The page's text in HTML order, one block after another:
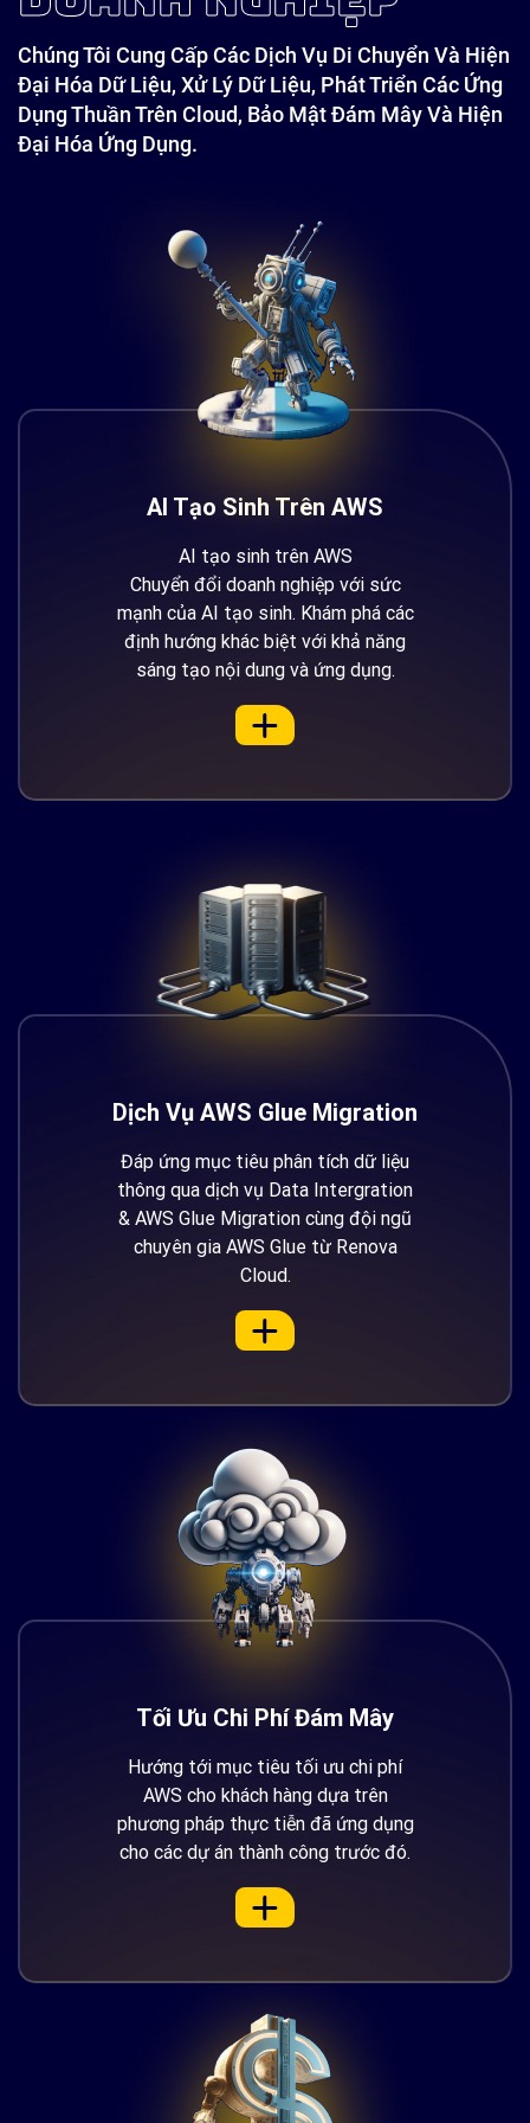
Chúng Tôi Cung Cấp Các Dịch Vụ Di Chuyển Và Hiện
Đại Hóa Dữ Liệu, Xử Lý Dữ Liệu, Phát Triển Các Ứng
Dụng Thuần Trên Cloud, Bảo Mật Đám Mây Và Hiện
Đại Hóa Ứng Dụng.
AI Tạo Sinh Trên AWS
AI tạo sinh trên AWS
Chuyển đổi doanh nghiệp với sức
mạnh của AI tạo sinh. Khám phá các
định hướng khác biệt với khả năng
sáng tạo nội dung và ứng dụng.
Dịch Vụ AWS Glue Migration
Đáp ứng mục tiêu phân tích dữ liệu
thông qua dịch vụ Data Intergration
& AWS Glue Migration cùng đội ngũ
chuyên gia AWS Glue từ Renova
Cloud.
Tối Ưu Chi Phí Đám Mây
Hướng tới mục tiêu tối ưu chi phí
AWS cho khách hàng dựa trên
phương pháp thực tiễn đã ứng dụng
cho các dự án thành công trước đó.